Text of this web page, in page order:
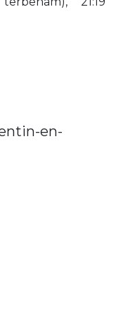
en-